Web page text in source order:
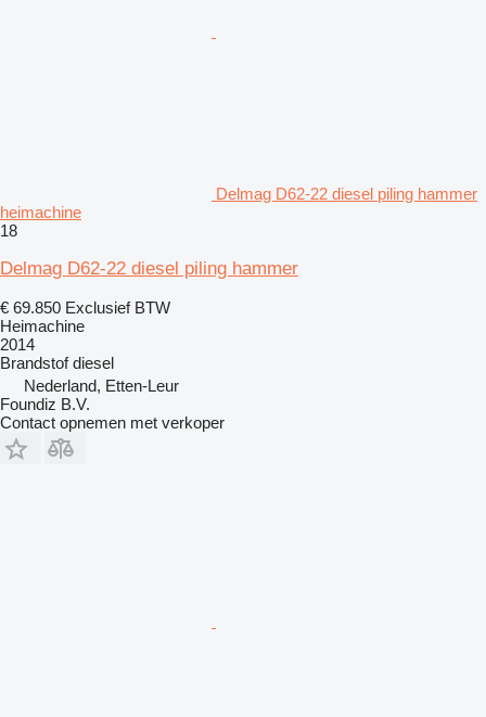
Delmag D62-22 diesel piling hammer
heimachine
18
Delmag D62-22 diesel piling hammer
€ 69.850 Exclusief BTW
Heimachine
2014
Brandstof diesel
Nederland, Etten-Leur
Foundiz B.V.
Contact opnemen met verkoper